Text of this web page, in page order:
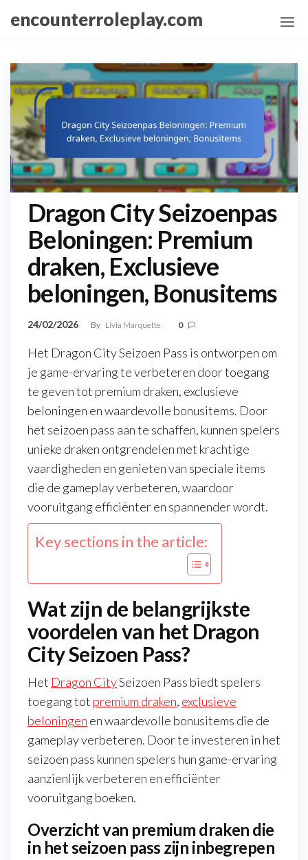
content
encounterroleplay.com
Dragon City Seizoenpas
Beloningen: Premium
draken, Exclusieve
beloningen, Bonusitems
24/02/2026 By Livia Marquette 0
Het Dragon City Seizoen Pass is ontworpen om
je game-ervaring te verbeteren door toegang
te geven tot premium draken, exclusieve
beloningen en waardevolle bonusitems. Door
het seizoen pass aan te schaffen, kunnen spelers
unieke draken ontgrendelen met krachtige
vaardigheden en genieten van speciale items
die de gameplay verbeteren, waardoor
vooruitgang efficiënter en spannender wordt.
Key sections in the article:
Wat zijn de belangrijkste
voordelen van het Dragon
City Seizoen Pass?
Het Dragon CitySeizoen Pass biedt spelers
toegang tot premium draken, exclusieve
beloningen en waardevolle bonusitems die de
gameplay verbeteren. Door te investeren in het
seizoen pass kunnen spelers hun game-ervaring
aanzienlijk verbeteren en efficiënter
vooruitgang boeken.
Overzicht van premium draken die
in het seizoen pass zijn inbegrepen